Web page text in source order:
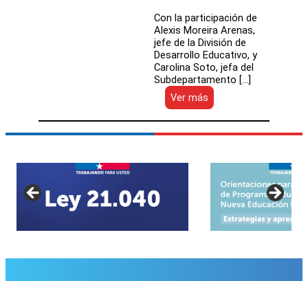
Con la participación de
Alexis Moreira Arenas,
jefe de la División de
Desarrollo Educativo, y
Carolina Soto, jefa del
Subdepartamento […]
Ver más
Liderar
la
enseñanza
DEP
sumó
encuentro
desde